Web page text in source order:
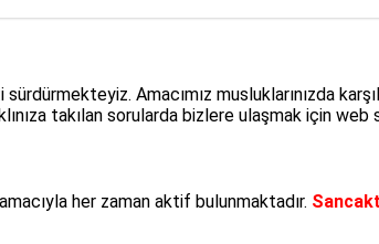
Amacımız musluklarınızda
takılan sorularda bizlere ulaşmak için
her zaman aktif bulunmaktadır.